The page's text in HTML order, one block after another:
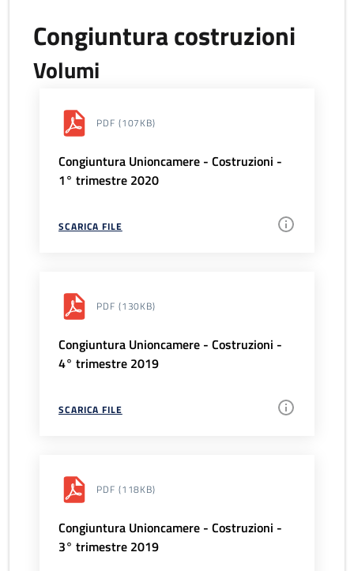
Congiuntura costruzioni
Volumi
PDF (107KB)
Congiuntura Unioncamere - Costruzioni -
1° trimestre 2020
SCARICA FILE
PDF (130KB)
Congiuntura Unioncamere - Costruzioni -
4° trimestre 2019
SCARICA FILE
PDF (118KB)
Congiuntura Unioncamere - Costruzioni -
3° trimestre 2019